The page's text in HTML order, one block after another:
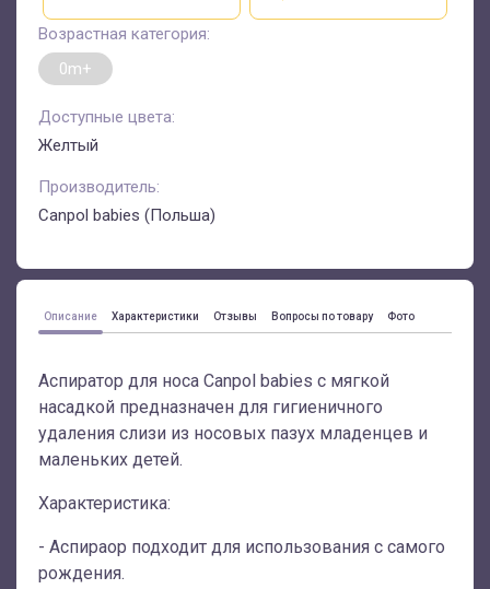
Возрастная категория:
0m+
Доступные цвета:
Желтый
Производитель:
Canpol babies (Польша)
Описание Характеристики Отзывы Вопросы по товару Фото
Аспиратор для носа Canpol babies с мягкой
насадкой предназначен для гигиеничного
удаления слизи из носовых пазух младенцев и
маленьких детей.
Характеристика:
- Аспираор подходит для использования с самого
рождения.